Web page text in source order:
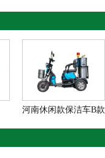
河南休闲款保洁车B款